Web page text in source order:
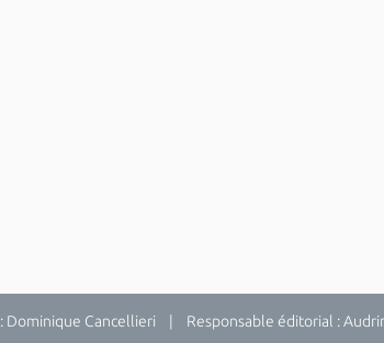
Cancellieri | Responsable éditorial :